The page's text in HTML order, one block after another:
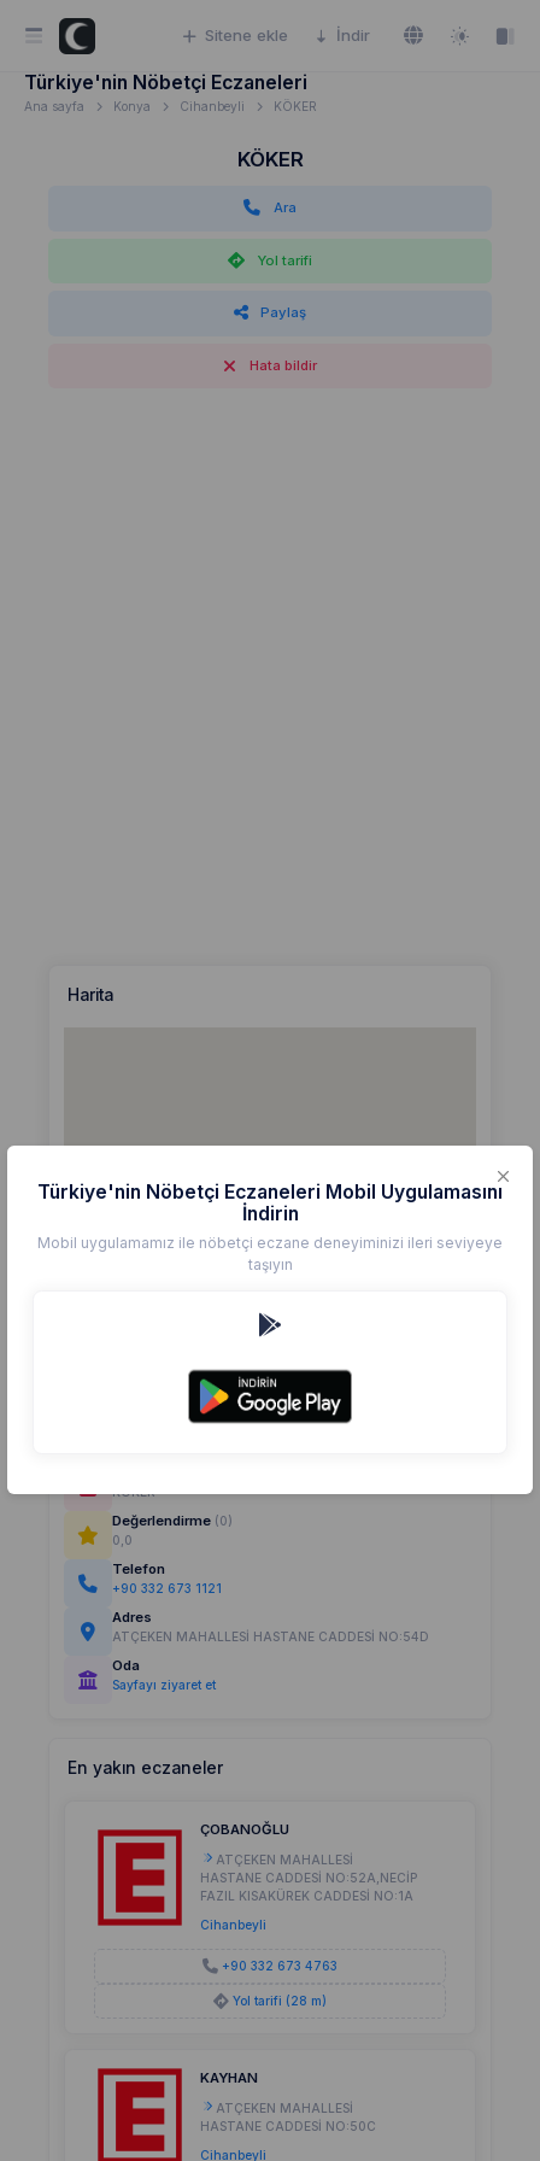
Sitene ekle İndir
Türkiye'nin Nöbetçi Eczaneleri
Ana sayfa Konya Cihanbeyli KÖKER
KÖKER
Ara
Yol tarifi
Paylaş
Hata bildir
Harita
KÖKER
Değerlendirme (0)
0,0
Telefon
+90 332 673 1121
Adres
ATÇEKEN MAHALLESİ HASTANE CADDESİ NO:54D
Oda
Sayfayı ziyaret et
En yakın eczaneler
ÇOBANOĞLU
ATÇEKEN MAHALLESİ
HASTANE CADDESİ NO:52A,NECİP
FAZIL KISAKÜREK CADDESİ NO:1A
Cihanbeyli
+90 332 673 4763
Yol tarifi (28 m)
KAYHAN
ATÇEKEN MAHALLESİ
HASTANE CADDESİ NO:50C
Cihanbeyli
Türkiye'nin Nöbetçi Eczaneleri Mobil Uygulamasını
İndirin
Mobil uygulamamız ile nöbetçi eczane deneyiminizi ileri seviyeye
taşıyın